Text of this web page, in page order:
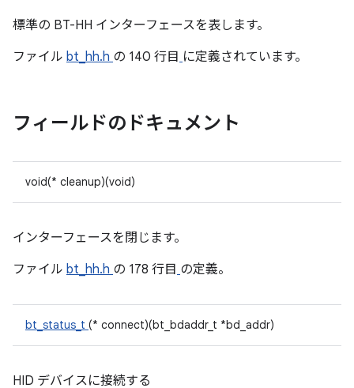
標準の BT-HH インターフェースを表します。
ファイル bt_hh.h の 140 行目 に定義されています。
フィールドのドキュメント
void(* cleanup)(void)
インターフェースを閉じます。
ファイル bt_hh.h の 178 行目 の定義。
bt_status_t (* connect)(bt_bdaddr_t *bd_addr)
HID デバイスに接続する